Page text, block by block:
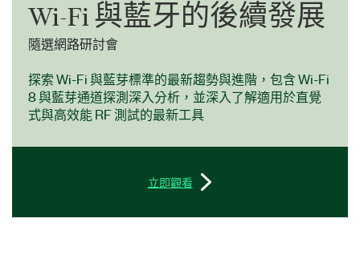
Wi-Fi 與藍牙的後續發展
隨選網路研討會
探索 Wi-Fi 與藍芽標準的最新趨勢與進階，包含 Wi-Fi
8 與藍芽通道探測深入分析，並深入了解適用於直覺
式與高效能 RF 測試的最新工具
立即觀看